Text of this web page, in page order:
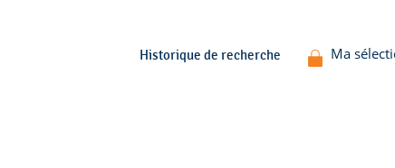
Historique de recherche